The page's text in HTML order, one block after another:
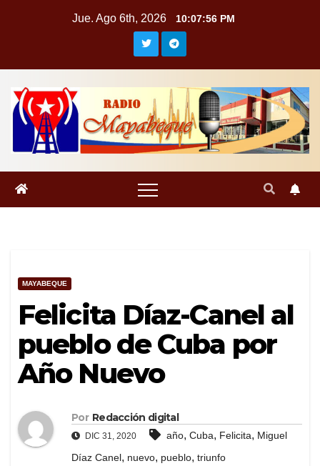
Jue. Ago 6th, 2026 10:07:56 PM
MAYABEQUE
Felicita Díaz-Canel al
pueblo de Cuba por
Año Nuevo
Por Redacción digital
DIC 31, 2020 año, Cuba, Felicita, Miguel
Díaz Canel, nuevo, pueblo, triunfo